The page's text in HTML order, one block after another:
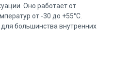
Оно работает от
от -30 до +55°С.
большинства внутренних